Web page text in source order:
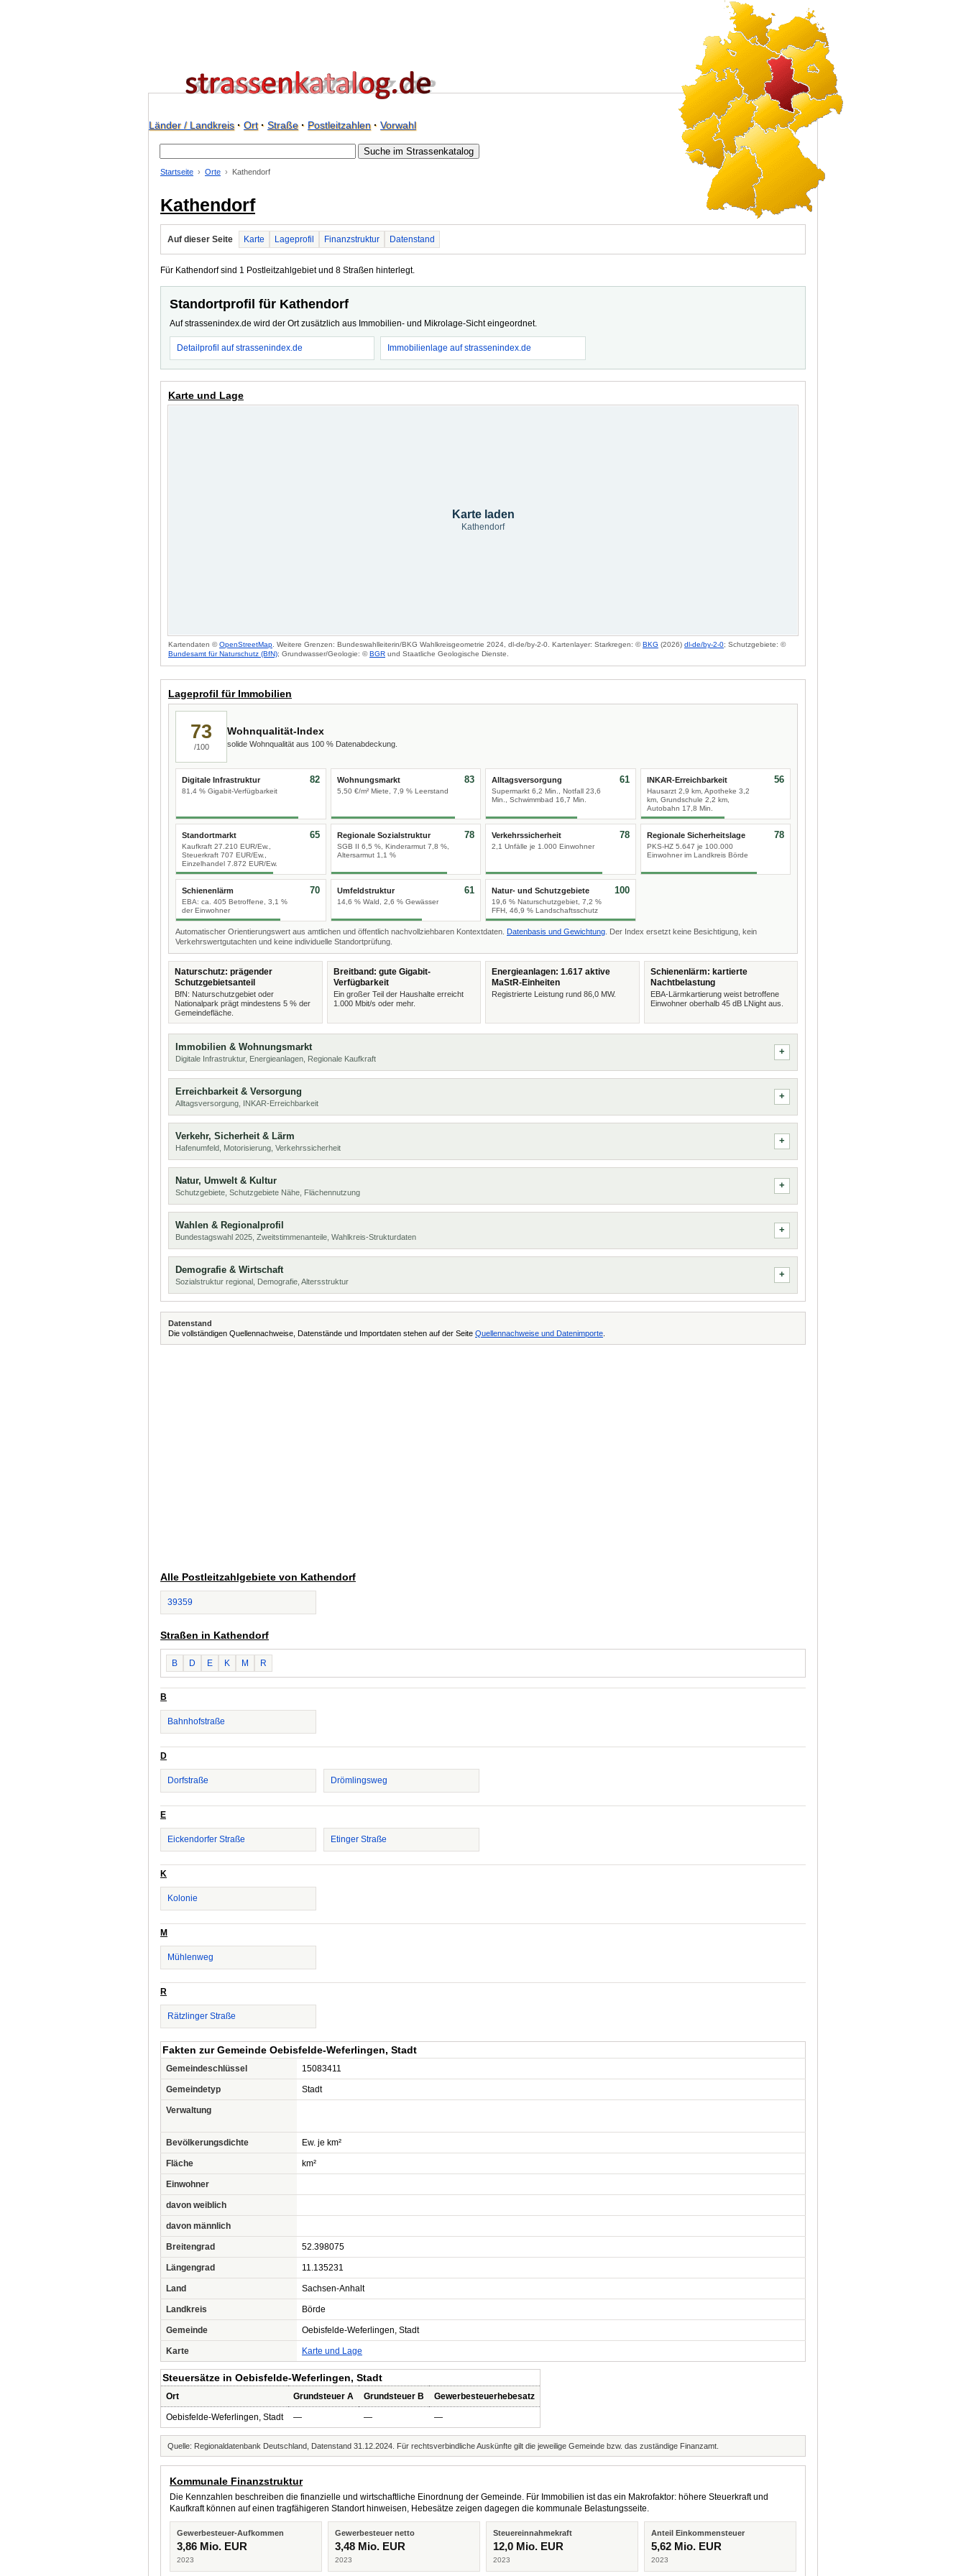
Länder / Landkreis· Ort· Straße· Postleitzahlen· Vorwahl
Startseite Orte Kathendorf
Kathendorf
Auf dieser Seite Karte Lageprofil Finanzstruktur Datenstand
Für Kathendorf sind 1 Postleitzahlgebiet und 8 Straßen hinterlegt.
Standortprofil für Kathendorf
Auf strassenindex.de wird der Ort zusätzlich aus Immobilien- und Mikrolage-Sicht eingeordnet.
Detailprofil auf strassenindex.de Immobilienlage auf strassenindex.de
Karte und Lage
Karte laden
Kathendorf
Kartendaten ©OpenStreetMap . Weitere Grenzen: Bundeswahlleiterin/BKG Wahlkreisgeometrie 2024, dl-de/by-2-0. Kartenlayer: Starkregen: ©BKG (2026) dl-de/by-2-0; Schutzgebiete: ©
Bundesamt für Naturschutz (BfN); Grundwasser/Geologie: ©BGR und Staatliche Geologische Dienste.
Lageprofil für Immobilien
73
/100
Wohnqualität-Index
solide Wohnqualität aus 100 % Datenabdeckung.
Digitale Infrastruktur
81,4 % Gigabit-Verfügbarkeit
82 Wohnungsmarkt
5,50 €/m² Miete, 7,9 % Leerstand
83 Alltagsversorgung
Supermarkt 6,2 Min., Notfall 23,6
Min., Schwimmbad 16,7 Min.
61 INKAR-Erreichbarkeit
Hausarzt 2,9 km, Apotheke 3,2
km, Grundschule 2,2 km,
Autobahn 17,8 Min.
56
Standortmarkt
Kaufkraft 27.210 EUR/Ew.,
Steuerkraft 707 EUR/Ew.,
Einzelhandel 7.872 EUR/Ew.
65 Regionale Sozialstruktur
SGB II 6,5 %, Kinderarmut 7,8 %,
Altersarmut 1,1 %
78 Verkehrssicherheit
2,1 Unfälle je 1.000 Einwohner
78 Regionale Sicherheitslage
PKS-HZ 5.647 je 100.000
Einwohner im Landkreis Börde
78
Schienenlärm
EBA: ca. 405 Betroffene, 3,1 %
der Einwohner
70 Umfeldstruktur
14,6 % Wald, 2,6 % Gewässer
61 Natur- und Schutzgebiete
19,6 % Naturschutzgebiet, 7,2 %
FFH, 46,9 % Landschaftsschutz
100
Automatischer Orientierungswert aus amtlichen und öffentlich nachvollziehbaren Kontextdaten. Datenbasis und Gewichtung . Der Index ersetzt keine Besichtigung, kein
Verkehrswertgutachten und keine individuelle Standortprüfung.
Naturschutz: prägender
Schutzgebietsanteil
BfN: Naturschutzgebiet oder
Nationalpark prägt mindestens 5 % der
Gemeindefläche.
Breitband: gute Gigabit-
Verfügbarkeit
Ein großer Teil der Haushalte erreicht
1.000 Mbit/s oder mehr.
Energieanlagen: 1.617 aktive
MaStR-Einheiten
Registrierte Leistung rund 86,0 MW.
Schienenlärm: kartierte
Nachtbelastung
EBA-Lärmkartierung weist betroffene
Einwohner oberhalb 45 dB LNight aus.
Immobilien & Wohnungsmarkt
Digitale Infrastruktur, Energieanlagen, Regionale Kaufkraft
Erreichbarkeit & Versorgung
Alltagsversorgung, INKAR-Erreichbarkeit
Verkehr, Sicherheit & Lärm
Hafenumfeld, Motorisierung, Verkehrssicherheit
Natur, Umwelt & Kultur
Schutzgebiete, Schutzgebiete Nähe, Flächennutzung
Wahlen & Regionalprofil
Bundestagswahl 2025, Zweitstimmenanteile, Wahlkreis-Strukturdaten
Demografie & Wirtschaft
Sozialstruktur regional, Demografie, Altersstruktur
Datenstand
Die vollständigen Quellennachweise, Datenstände und Importdaten stehen auf der Seite Quellennachweise und Datenimporte
Alle Postleitzahlgebiete von Kathendorf
39359
Straßen in Kathendorf
B D E K M R
B
Bahnhofstraße
D
Dorfstraße Drömlingsweg
E
Eickendorfer Straße Etinger Straße
K
Kolonie
M
Mühlenweg
R
Rätzlinger Straße
Fakten zur Gemeinde Oebisfelde-Weferlingen, Stadt
Gemeindeschlüssel 15083411
Gemeindetyp Stadt
Verwaltung
Bevölkerungsdichte Ew. je km²
Fläche km²
Einwohner
davon weiblich
davon männlich
Breitengrad 52.398075
Längengrad 11.135231
Land Sachsen-Anhalt
Landkreis Börde
Gemeinde Oebisfelde-Weferlingen, Stadt
Karte Karte und Lage
Steuersätze in Oebisfelde-Weferlingen, Stadt
Ort Grundsteuer A Grundsteuer B Gewerbesteuerhebesatz
Oebisfelde-Weferlingen, Stadt — — —
Quelle: Regionaldatenbank Deutschland, Datenstand 31.12.2024. Für rechtsverbindliche Auskünfte gilt die jeweilige Gemeinde bzw. das zuständige Finanzamt.
Kommunale Finanzstruktur
Die Kennzahlen beschreiben die finanzielle und wirtschaftliche Einordnung der Gemeinde. Für Immobilien ist das ein Makrofaktor: höhere Steuerkraft und
Kaufkraft können auf einen tragfähigeren Standort hinweisen, Hebesätze zeigen dagegen die kommunale Belastungsseite.
Gewerbesteuer-Aufkommen
3,86 Mio. EUR
2023
Gewerbesteuer netto
3,48 Mio. EUR
2023
Steuereinnahmekraft
12,0 Mio. EUR
2023
Anteil Einkommensteuer
5,62 Mio. EUR
2023